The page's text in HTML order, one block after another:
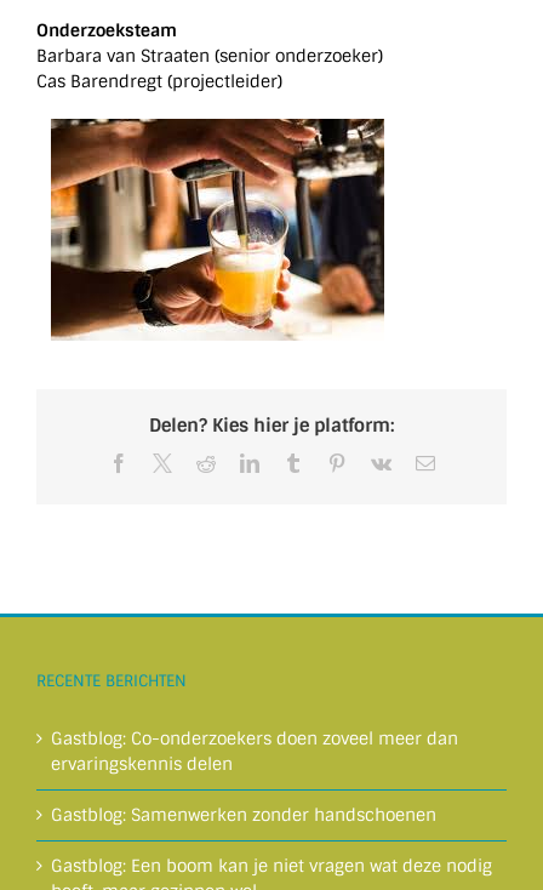
Onderzoeksteam
Barbara van Straaten (senior onderzoeker)
Cas Barendregt (projectleider)
Delen? Kies hier je platform:
Facebook RedditLinkedInTumblr Pinterest
Vk
E-
RECENTE BERICHTEN
Gastblog: Co-onderzoekers doen zoveel meer dan
ervaringskennis delen
Gastblog: Samenwerken zonder handschoenen
Gastblog: Een boom kan je niet vragen wat deze nodig